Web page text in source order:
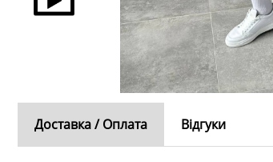
Доставка / Оплата Відгуки